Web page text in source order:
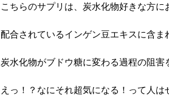
こちらのサプリは、炭水化物好きな方に
配合されているインゲン豆エキスに含ま
炭水化物がブドウ糖に変わる過程の阻害
えっ！？なにそれ超気になる！って人は